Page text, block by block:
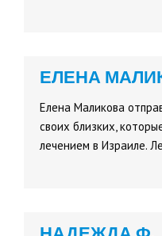
ЕЛЕНА
Елена Маликова
своих близких,
лечением в Израиле.